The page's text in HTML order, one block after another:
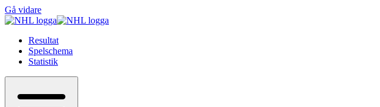
Gå vidare
Resultat
Spelschema
Statistik